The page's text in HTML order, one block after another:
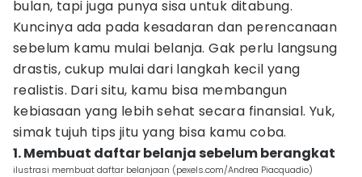
bulan, tapi juga punya sisa untuk ditabung.
Kuncinya ada pada kesadaran dan perencanaan
sebelum kamu mulai belanja. Gak perlu langsung
drastis, cukup mulai dari langkah kecil yang
realistis. Dari situ, kamu bisa membangun
kebiasaan yang lebih sehat secara finansial. Yuk,
simak tujuh tips jitu yang bisa kamu coba.
1. Membuat daftar belanja sebelum berangkat
ilustrasi membuat daftar belanjaan (pexels.com/Andrea Piacquadio)